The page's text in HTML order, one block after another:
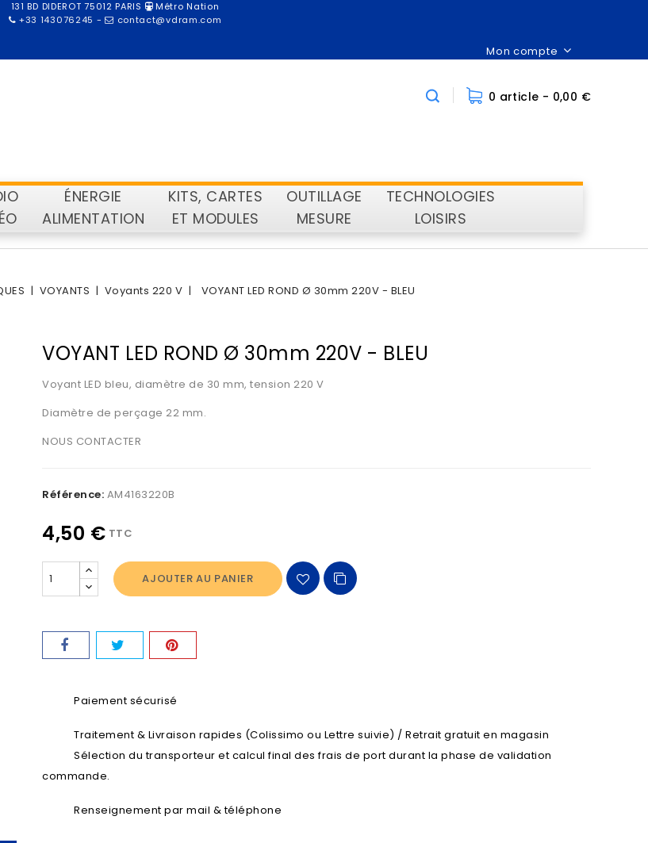
131 BD DIDEROT 75012 PARIS
Métro Nation
+33 143076245 - contact@vdram.com
Mon compte
0 article - 0,00 €
ÉNERGIE
ALIMENTATION
KITS, CARTES
ET MODULES
OUTILLAGE
MESURE
TECHNOLOGIES
LOISIRS
VOYANTS Voyants 220 V VOYANT LED ROND Ø 30mm 220V - BLEU
VOYANT LED ROND Ø 30mm 220V - BLEU
Voyant LED bleu, diamètre de 30 mm, tension 220 V
Diamètre de perçage 22 mm.
NOUS CONTACTER
Référence: AM4163220B
4,50 € TTC
AJOUTER AU PANIER
Paiement sécurisé
Traitement & Livraison rapides (Colissimo ou Lettre suivie) / Retrait gratuit en magasin
Sélection du transporteur et calcul final des frais de port durant la phase de validation
commande.
Renseignement par mail & téléphone